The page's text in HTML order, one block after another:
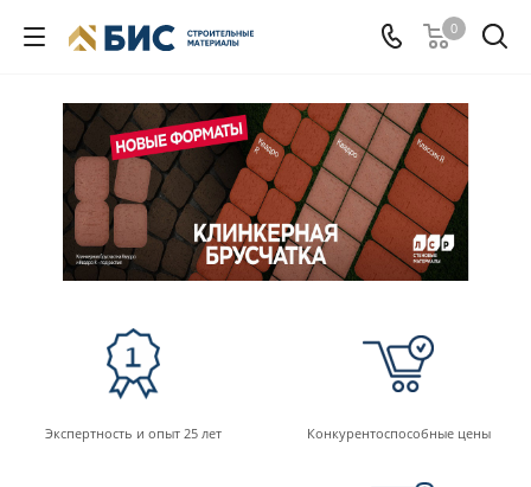
0
Экспертность и опыт 25 лет Конкурентоспособные цены